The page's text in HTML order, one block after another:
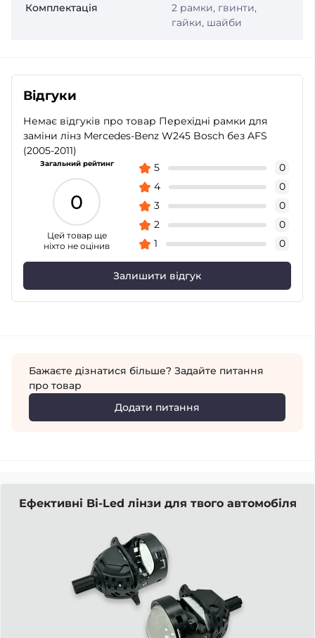
Комплектація
2 рамки, гвинти,
гайки, шайби
Відгуки
Немає відгуків про товар Перехідні рамки для
заміни лінз Mercedes-Benz W245 Bosch без AFS
(2005-2011)
Загальний рейтинг
0
Цей товар ще
ніхто не оцінив
5
0
4
0
3
0
2
0
1
0
Залишити відгук
Бажаєте дізнатися більше? Задайте питання
про товар
Додати питання
Ефективні Bi-Led лінзи для твого автомобіля